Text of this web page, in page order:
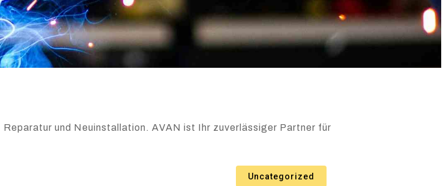
und Neuinstallation. AVAN ist Ihr zuverlässiger Partner für
Uncategorized